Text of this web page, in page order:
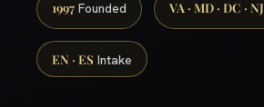
1997 Founded VA · MD · DC ·
EN · ES Intake